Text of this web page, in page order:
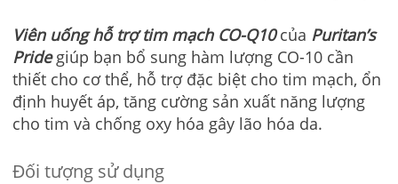
Viên uống hỗ trợ tim mạch CO-Q10của Puritan’s
Pridegiúp bạn bổ sung hàm lượng CO-10 cần
thiết cho cơ thể, hỗ trợ đặc biệt cho tim mạch, ổn
định huyết áp, tăng cường sản xuất năng lượng
cho tim và chống oxy hóa gây lão hóa da.
Đối tượng sử dụng